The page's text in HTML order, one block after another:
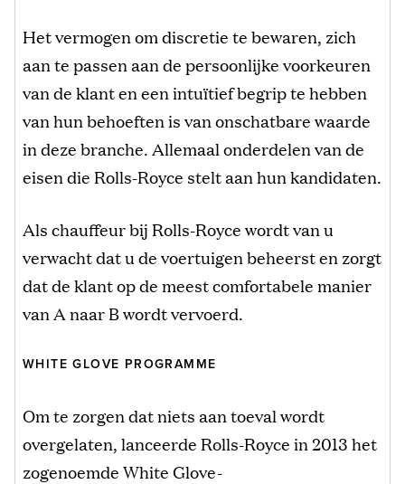
Het vermogen om discretie te bewaren, zich
aan te passen aan de persoonlijke voorkeuren
van de klant en een intuïtief begrip te hebben
van hun behoeften is van onschatbare waarde
in deze branche. Allemaal onderdelen van de
eisen die Rolls-Royce stelt aan hun kandidaten.
Als chauffeur bij Rolls-Royce wordt van u
verwacht dat u de voertuigen beheerst en zorgt
dat de klant op de meest comfortabele manier
van A naar B wordt vervoerd.
WHITE GLOVE PROGRAMME
Om te zorgen dat niets aan toeval wordt
overgelaten, lanceerde Rolls-Royce in 2013 het
zogenoemde White Glove-